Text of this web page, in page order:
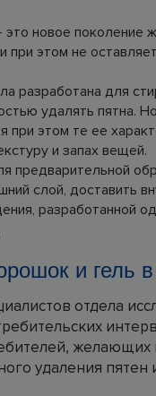
это новое поколение
при этом не
разработана для
удалять пятна.
этом те ее
и запах вещей.
предварительной
слой, доставить
разработанной
и гель
отдела
удаления пятен